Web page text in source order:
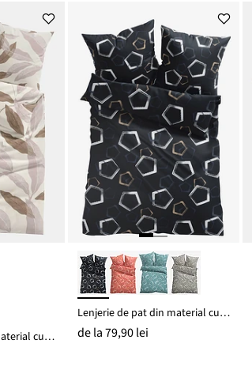
Lenjerie de pat din material cu bumbac
Lenjerie de pat din material cu bumbac
de la79,90 lei